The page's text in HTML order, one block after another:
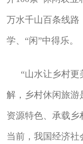
万水千山百条线
学、“闲”中得乐。
“山水让乡村更
解，乡村休闲旅游
资源特色、承载乡
当前，我国经济